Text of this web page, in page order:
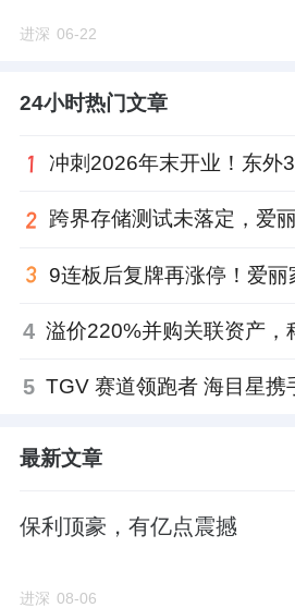
进深 06-22
24小时热门文章
4
5
最新文章
保利顶豪，有亿点震撼
进深 08-06